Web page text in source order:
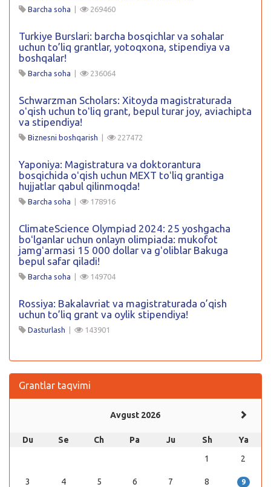
Barcha soha | 269460
Turkiye Burslari: barcha bosqichlar va sohalar
uchun to’liq grantlar, yotoqxona, stipendiya va
boshqalar!
Barcha soha | 236064
Schwarzman Scholars: Xitoyda magistraturada
oʻqish uchun toʻliq grant, bepul turar joy, aviachipta
va stipendiya!
Biznesni boshqarish | 227472
Yaponiya: Magistratura va doktorantura
bosqichida oʻqish uchun MEXT toʻliq grantiga
hujjatlar qabul qilinmoqda!
Barcha soha | 178916
ClimateScience Olympiad 2024: 25 yoshgacha
boʻlganlar uchun onlayn olimpiada: mukofot
jamgʻarmasi 15 000 dollar va gʻoliblar Bakuga
bepul safar qiladi!
Barcha soha | 149704
Rossiya: Bakalavriat va magistraturada o’qish
uchun to’liq grant va oylik stipendiya!
Dasturlash | 143901
Grantlar taqvimi
Avgust 2026
Du Se Ch Pa Ju Sh
Ya
1
2
3 4 5 6 7 8 9